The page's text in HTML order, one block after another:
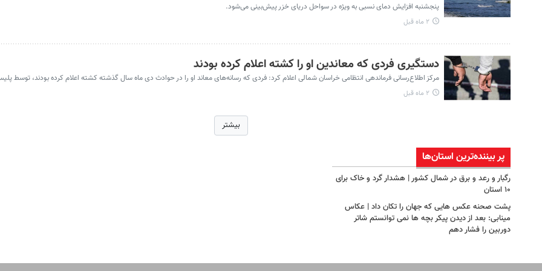
پنجشنبه افزایش دمای نسبی به ویژه در سواحل دریای خزر پیش‌بینی می‌شود.
۲ ماه قبل
دستگیری فردی که معاندین او را کشته اعلام کرده بودند
مرکز اطلاع‌رسانی فرماندهی انتظامی خراسان شمالی اعلام کرد: فردی که رسانه‌های معاند او را در حوادث دی ماه سال گذشته کشته اعلام کرده بودند، توسط
۲ ماه قبل
بیشتر
پر بیننده‌ترین‌ استان‌ها
رگبار و رعد و برق در شمال کشور | هشدار گرد و خاک برای
۱۰ استان
پشت صحنه عکس هایی که جهان را تکان داد | عکاس
مینابی: بعد از دیدن پیکر بچه‌ ها نمی‌ توانستم شاتر
دوربین را فشار دهم